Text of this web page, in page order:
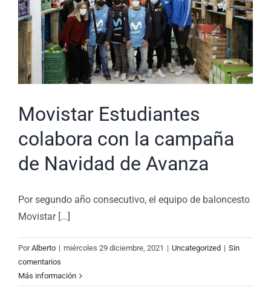
Movistar Estudiantes
colabora con la campaña
de Navidad de Avanza
Por segundo año consecutivo, el equipo de baloncesto
Movistar [...]
PorAlberto | miércoles 29 diciembre, 2021 | Uncategorized | Sin
comentarios
Más información